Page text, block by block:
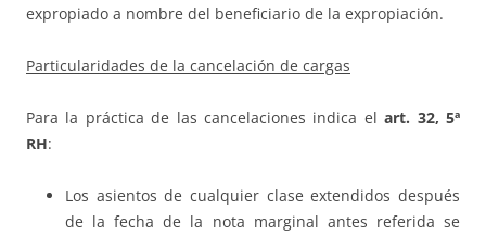
expropiado a nombre del beneficiario de la expropiación.
Particularidades de la cancelación de cargas
Para la práctica de las cancelaciones indica elart. 32, 5ª
RH:
Los asientos de cualquier clase extendidos después
de la fecha de la nota marginal antes referida se